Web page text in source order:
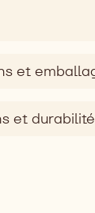
et
et durabilité
StyleStyle
Urban Style